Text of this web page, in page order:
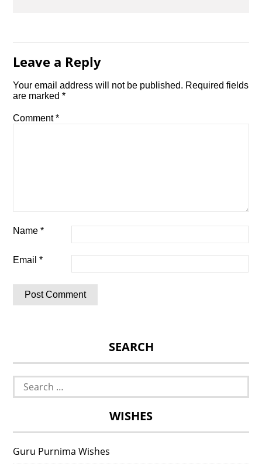
Leave a Reply
Your email address will not be published. Required fields
are marked*
Comment*
Name*
Email*
SEARCH
Search
for:
WISHES
Guru Purnima Wishes